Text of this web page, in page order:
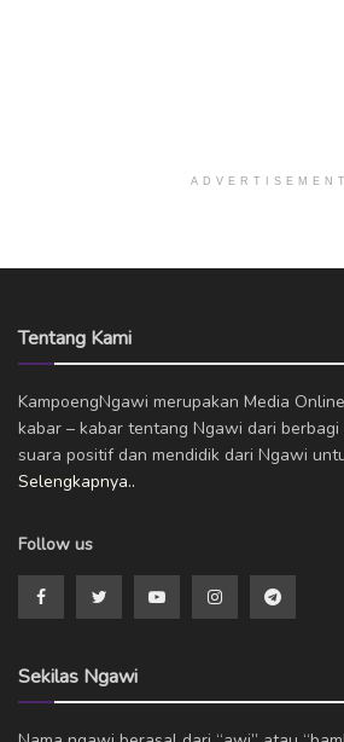
ADVERTISEMENT
Tentang Kami
KampoengNgawi merupakan Media
kabar – kabar tentang Ngawi dari berbagi
suara positif dan mendidik dari Ngawi
Selengkapnya..
Follow us
Sekilas Ngawi